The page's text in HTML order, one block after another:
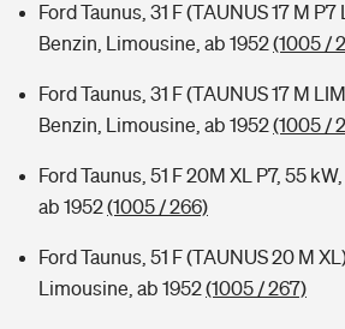
Ford Taunus, 31 F (TAUNUS 17 M
Benzin, Limousine, ab 1952(1005 /
Ford Taunus, 31 F (TAUNUS 17 M
Benzin, Limousine, ab 1952(1005 /
Ford Taunus, 51 F 20M XL P7, 55
ab 1952(1005 / 266)
Ford Taunus, 51 F (TAUNUS 20 M
Limousine, ab 1952(1005 / 267)